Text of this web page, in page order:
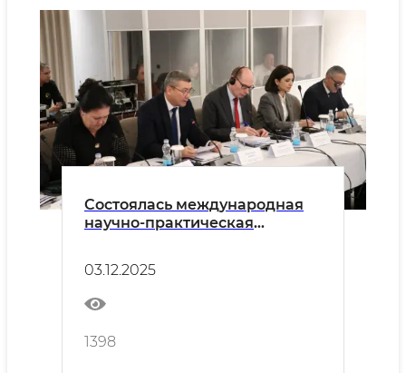
Состоялась международная
научно-практическая
образование и устойчивое
развитие»
03.12.2025
1398